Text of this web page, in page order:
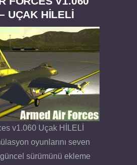
v1.4.2 PARA HİLELİ
APK
v1.25 FULL APK
UÇAK HİLELİ
v1.060 Uçak HİLELİ
oyunlarını seven
sürümünü ekleme